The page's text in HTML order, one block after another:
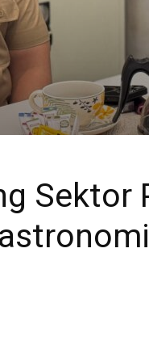
Sektor